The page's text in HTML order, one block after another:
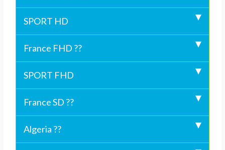
SPORT HD
France FHD ??
SPORT FHD
France SD ??
Algeria ??